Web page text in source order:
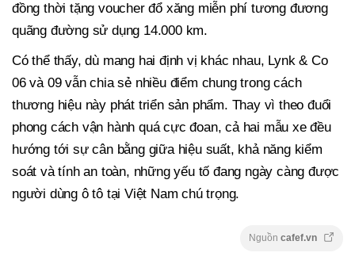
đồng thời tặng voucher đổ xăng miễn phí tương đương
quãng đường sử dụng 14.000 km.
Có thể thấy, dù mang hai định vị khác nhau, Lynk & Co
06 và 09 vẫn chia sẻ nhiều điểm chung trong cách
thương hiệu này phát triển sản phẩm. Thay vì theo đuổi
phong cách vận hành quá cực đoan, cả hai mẫu xe đều
hướng tới sự cân bằng giữa hiệu suất, khả năng kiểm
soát và tính an toàn, những yếu tố đang ngày càng được
người dùng ô tô tại Việt Nam chú trọng.
Nguồn cafef.vn